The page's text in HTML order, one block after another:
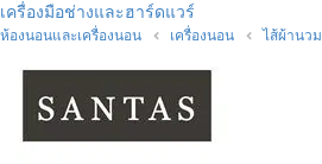
เครื่องมือช่างและฮาร์ดแวร์
ห้องนอนและเครื่องนอน เครื่องนอน ไส้ผ้านวม